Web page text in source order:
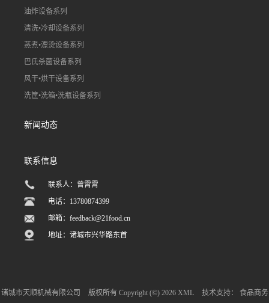
油炸设备系列
清洗•冷却设备系列
蒸煮•漂烫设备系列
巴氏杀菌设备系列
风干•烘干设备系列
洗筐•洗箱•洗瓶设备系列
新闻动态
联系信息
联系人：曾霄霄
电话：13780874399
邮箱：feedback@21food.cn
地址：诸城市兴华路东首
诸城市天顺机械有限公司 版权所有 Copyright (©) 2026 XML 技术支持： 食品商务